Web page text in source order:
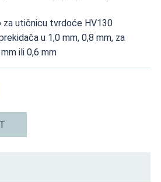
za utičnicu tvrdoće HV130
u 1,0 mm, 0,8 mm, za
ili 0,6 mm